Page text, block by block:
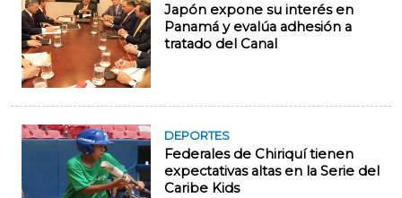
Japón expone su interés en
Panamá y evalúa adhesión a
tratado del Canal
DEPORTES
Federales de Chiriquí tienen
expectativas altas en la Serie del
Caribe Kids